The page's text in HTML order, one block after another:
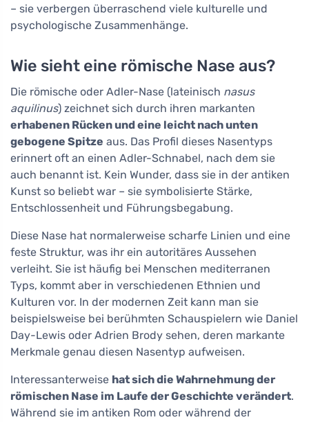
– sie verbergen überraschend viele kulturelle und
psychologische Zusammenhänge.
Wie sieht eine römische Nase aus?
Die römische oder Adler-Nase (lateinisch nasus
aquilinus) zeichnet sich durch ihren markanten
erhabenen Rücken und eine leicht nach unten
gebogene Spitze aus. Das Profil dieses Nasentyps
erinnert oft an einen Adler-Schnabel, nach dem sie
auch benannt ist. Kein Wunder, dass sie in der antiken
Kunst so beliebt war – sie symbolisierte Stärke,
Entschlossenheit und Führungsbegabung.
Diese Nase hat normalerweise scharfe Linien und eine
feste Struktur, was ihr ein autoritäres Aussehen
verleiht. Sie ist häufig bei Menschen mediterranen
Typs, kommt aber in verschiedenen Ethnien und
Kulturen vor. In der modernen Zeit kann man sie
beispielsweise bei berühmten Schauspielern wie Daniel
Day-Lewis oder Adrien Brody sehen, deren markante
Merkmale genau diesen Nasentyp aufweisen.
Interessanterweise hat sich die Wahrnehmung der
römischen Nase im Laufe der Geschichte verändert.
Während sie im antiken Rom oder während der